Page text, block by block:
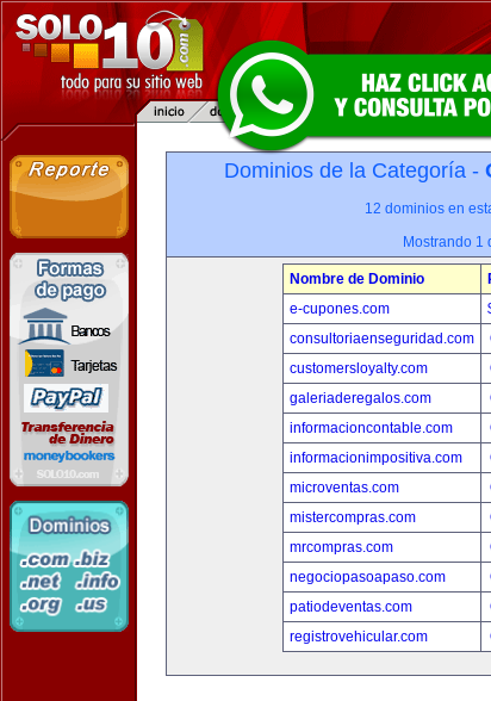
Dominios de la Categoría -
12 dominios en
Mostrando 1
Nombre de Dominio
e-cupones.com
consultoriaenseguridad.com
customersloyalty.com
galeriaderegalos.com
informacioncontable.com
informacionimpositiva.com
microventas.com
mistercompras.com
mrcompras.com
negociopasoapaso.com
patiodeventas.com
registrovehicular.com